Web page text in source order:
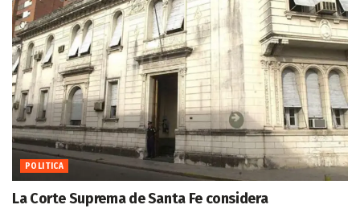
POLITICA
La Corte Suprema de Santa Fe considera